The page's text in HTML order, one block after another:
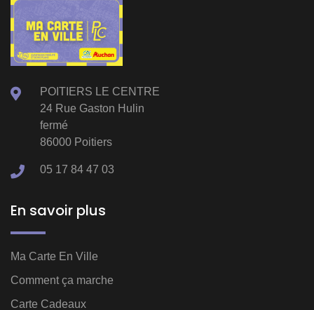
POITIERS LE CENTRE
24 Rue Gaston Hulin
fermé
86000 Poitiers
05 17 84 47 03
En savoir plus
Ma Carte En Ville
Comment ça marche
Carte Cadeaux